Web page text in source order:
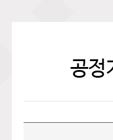
공정